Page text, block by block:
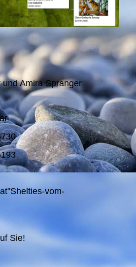
Amira Spranger
vom-
Sie!